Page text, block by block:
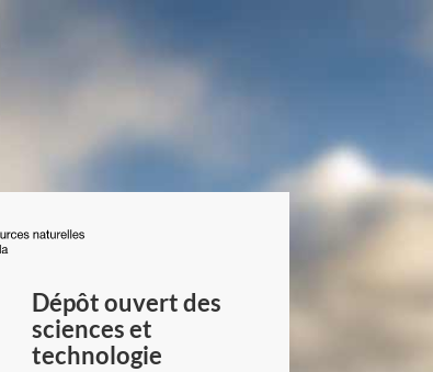
du
Canada
Dépôt ouvert des
sciences et
technologie